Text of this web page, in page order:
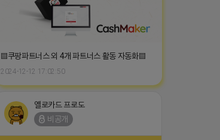
▤쿠팡파트너스 외 4개 파트너스 활동 자동화▤
2024-12-12 17:02:50
옐로카드 프로도
비공개